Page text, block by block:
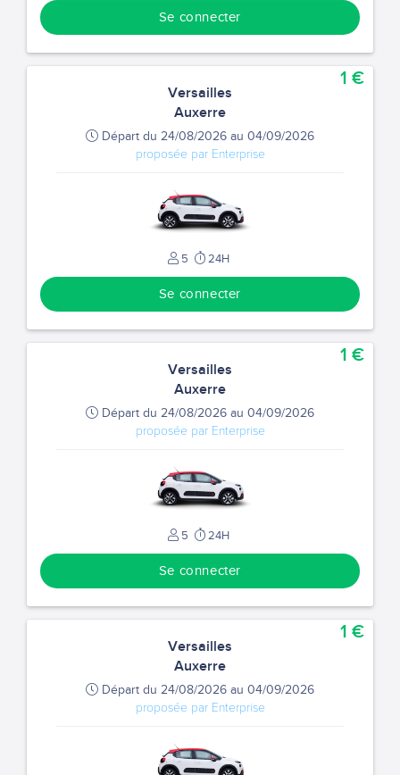
Se connecter
Versailles
Auxerre
Départ du 24/08/2026 au 04/09/2026
proposée par Enterprise
5 24H
1 €
Se connecter
Versailles
Auxerre
Départ du 24/08/2026 au 04/09/2026
proposée par Enterprise
5 24H
1 €
Se connecter
Versailles
Auxerre
Départ du 24/08/2026 au 04/09/2026
proposée par Enterprise
1 €